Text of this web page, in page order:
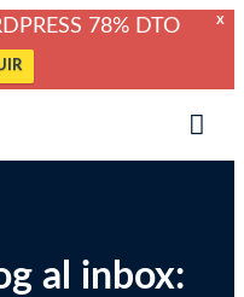
X
78% DTO
al inbox: